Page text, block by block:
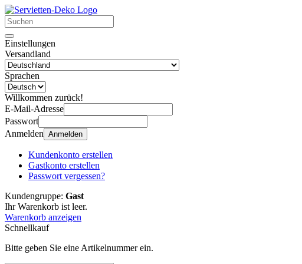
Einstellungen
Versandland
Sprachen
Willkommen zurück!
E-Mail-Adresse
Passwort
Anmelden Anmelden
Kundenkonto erstellen
Gastkonto erstellen
Passwort vergessen?
Kundengruppe: Gast
Ihr Warenkorb ist leer.
Warenkorb anzeigen
Schnellkauf
Bitte geben Sie eine Artikelnummer ein.